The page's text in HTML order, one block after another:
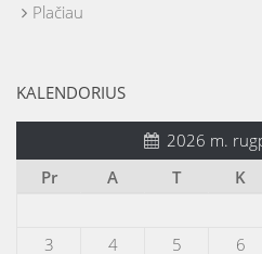
Plačiau
KALENDORIUS
2026 m.
Pr
A T K
3
4 5 6